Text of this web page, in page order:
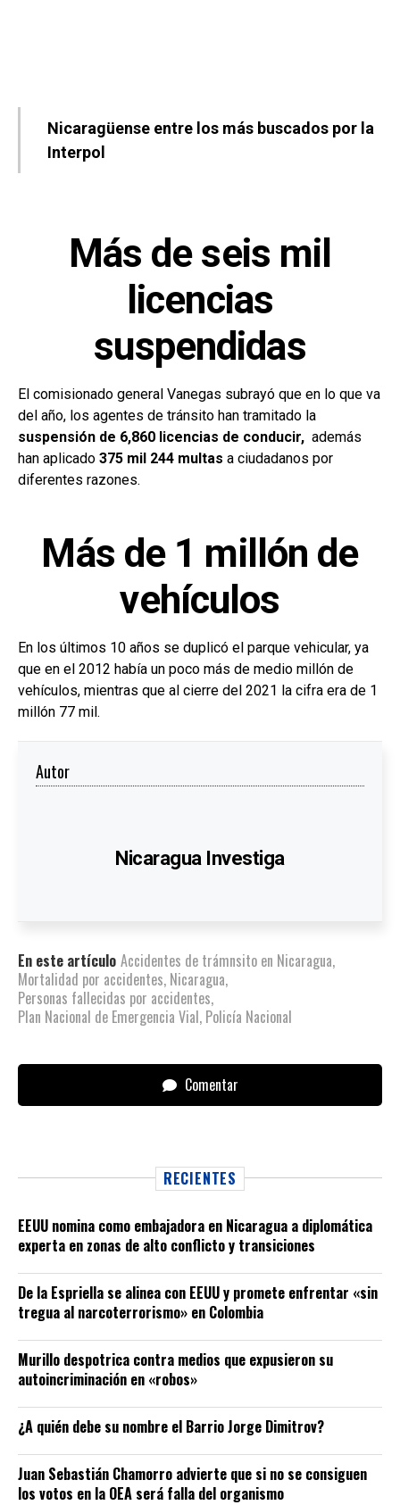
Nicaragüense entre los más buscados por la
Interpol
Más de seis mil
licencias
suspendidas
El comisionado general Vanegas subrayó que en lo que va
del año, los agentes de tránsito han tramitado la
suspensión de 6,860 licencias de conducir, además
han aplicado 375 mil 244 multas a ciudadanos por
diferentes razones.
Más de 1 millón de
vehículos
En los últimos 10 años se duplicó el parque vehicular, ya
que en el 2012 había un poco más de medio millón de
vehículos, mientras que al cierre del 2021 la cifra era de 1
millón 77 mil.
Autor
Nicaragua Investiga
En este artículo Accidentes de trámnsito en Nicaragua,
Mortalidad por accidentes, Nicaragua,
Personas fallecidas por accidentes,
Plan Nacional de Emergencia Vial, Policía Nacional
Comentar
RECIENTES
EEUU nomina como embajadora en Nicaragua a diplomática
experta en zonas de alto conflicto y transiciones
De la Espriella se alinea con EEUU y promete enfrentar «sin
tregua al narcoterrorismo» en Colombia
Murillo despotrica contra medios que expusieron su
autoincriminación en «robos»
¿A quién debe su nombre el Barrio Jorge Dimitrov?
Juan Sebastián Chamorro advierte que si no se consiguen
los votos en la OEA será falla del organismo